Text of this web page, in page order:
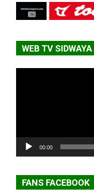
WEB TV SIDWAYA
00:00
FANS FACEBOOK